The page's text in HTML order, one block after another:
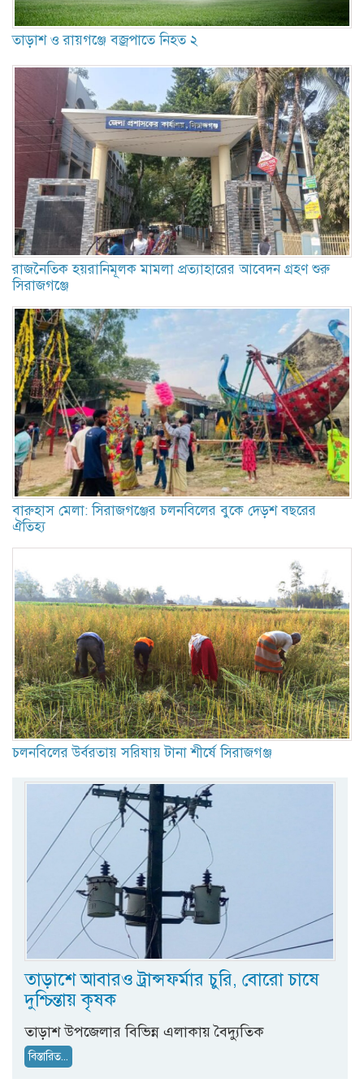
তাড়াশ ও রায়গঞ্জে বজ্রপাতে নিহত ২
রাজনৈতিক হয়রানিমূলক মামলা প্রত্যাহারের আবেদন গ্রহণ শুরু
সিরাজগঞ্জে
বারুহাস মেলা: সিরাজগঞ্জের চলনবিলের বুকে দেড়শ বছরের
ঐতিহ্য
চলনবিলের উর্বরতায় সরিষায় টানা শীর্ষে সিরাজগঞ্জ
তাড়াশে আবারও ট্রান্সফর্মার চুরি, বোরো চাষে
দুশ্চিন্তায় কৃষক
তাড়াশ উপজেলার বিভিন্ন এলাকায় বৈদ্যুতিক
বিস্তারিত...